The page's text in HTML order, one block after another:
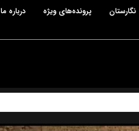
نگارستان پرونده‌های ویژه درباره ما